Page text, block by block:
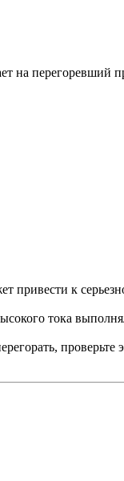
на перегоревший
привести к
тока
проверьте